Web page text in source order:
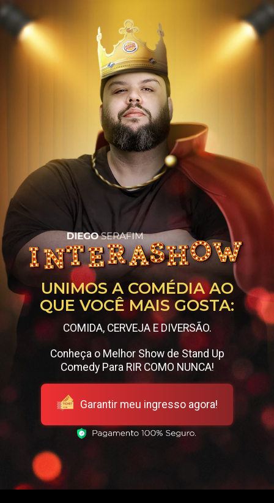
UNIMOS A COMÉDIA AO
QUE VOCÊ MAIS GOSTA:
COMIDA, CERVEJA E DIVERSÃO.
Conheça o Melhor Show de Stand Up
Comedy Para RIR COMO NUNCA!
Garantir meu ingresso agora!